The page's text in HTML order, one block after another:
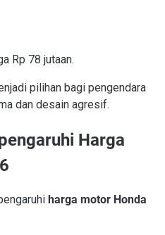
Rp 78 jutaan.
pilihan bagi pengendara
dan desain agresif.
Harga
harga motor Honda